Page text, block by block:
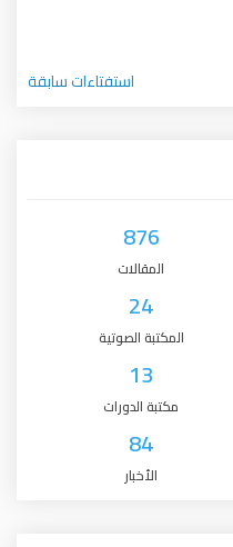
استفتاءات سابقة
876
المقالات
24
المكتبة الصوتية
13
مكتبة الدورات
84
الأخبار